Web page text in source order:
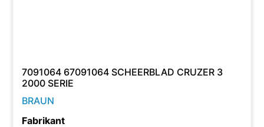
7091064 67091064 SCHEERBLAD CRUZER 3
2000 SERIE
BRAUN
Fabrikant